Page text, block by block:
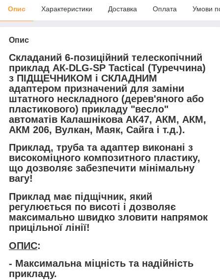
Опис Характеристики Доставка Оплата Умови
Опис
Складаний 6-позиційний телескопічний
приклад АК-DLG-SР Tactical (Туреччина)
з ПІДЩЕЧНИКОМ і СКЛАДНИМ
адаптером призначений для заміни
штатного нескладного (дерев'яного або
пластикового) прикладу "весло"
автоматів Калашнікова АК47, АКМ, АКМ,
АКМ 206, Вулкан, Маяк, Сайга і т.д.).
Приклад, труба та адаптер виконані з
високоміцного композитного пластику,
що дозволяє забезпечити мінімальну
вагу!
Приклад має підщічник, який
регулюється по висоті і дозволяє
максимально швидко зловити напрямок
прицільної лінії!
ОПИС:
- Максимальна міцність та надійність
прикладу.